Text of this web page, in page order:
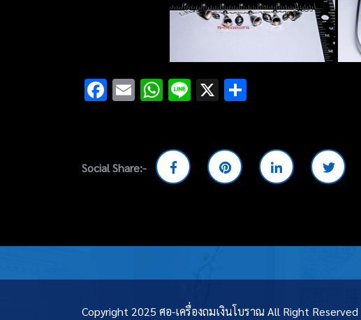
Facebook
EmailWhatsApp
Line
X
Social Share:-
Copyright 2025 ศอ-เครื่องถมเงินโบราณ All Right Reserved